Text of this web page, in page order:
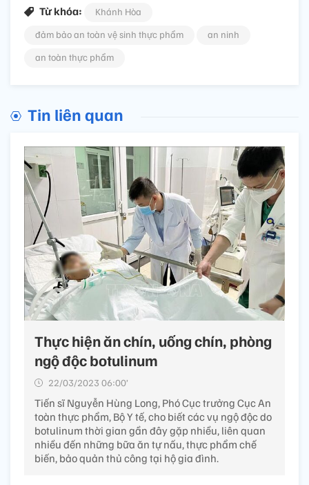
Từ khóa:
Khánh Hòa
đảm bảo an toàn vệ sinh thực phẩm
an ninh
an toàn thực phẩm
Tin liên quan
Thực hiện ăn chín, uống chín, phòng
ngộ độc botulinum
22/03/2023 06:00’
Tiến sĩ Nguyễn Hùng Long, Phó Cục trưởng Cục An
toàn thực phẩm, Bộ Y tế, cho biết các vụ ngộ độc do
botulinum thời gian gần đây gặp nhiều, liên quan
nhiều đến những bữa ăn tự nấu, thực phẩm chế
biến, bảo quản thủ công tại hộ gia đình.